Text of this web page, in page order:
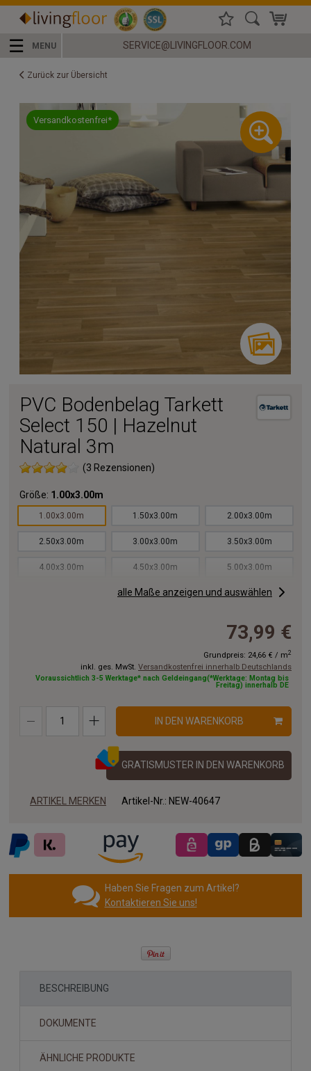
☰ MENU SERVICE@LIVINGFLOOR.COM
Zurück zur Übersicht
Versandkostenfrei*
PVC Bodenbelag Tarkett
Select 150 | Hazelnut
Natural 3m
(3 Rezensionen)
Größe: 1.00x3.00m
1.00x3.00m 1.50x3.00m 2.00x3.00m
2.50x3.00m 3.00x3.00m 3.50x3.00m
4.00x3.00m 4.50x3.00m 5.00x3.00m
6.00x3.00m 6.50x3.00m
9.50x3.00m
10.00x3.00m 11.00x3.00m 12.00x3.00m
16.00x3.00m 17.00x3.00m 18.00x3.00m
alle Maße anzeigen und auswählen
73,99 €
Grundpreis: 24,66 € / m2
inkl. ges. MwSt. Versandkostenfrei innerhalb Deutschlands
Voraussichtlich 3-5 Werktage* nach Geldeingang(*Werktage: Montag bis
Freitag) innerhalb DE
IN DEN WARENKORB
GRATISMUSTER IN DEN WARENKORB
ARTIKEL MERKEN Artikel-Nr.: NEW-40647
Haben Sie Fragen zum Artikel?
Kontaktieren Sie uns!
BESCHREIBUNG
DOKUMENTE
ÄHNLICHE PRODUKTE